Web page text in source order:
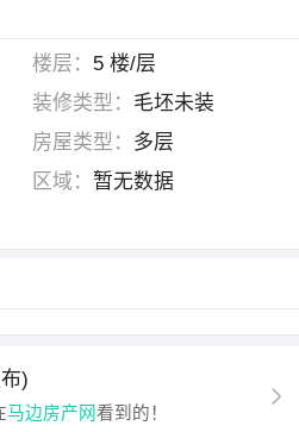
楼层： 5 楼/层
装修类型： 毛坯未装
房屋类型： 多层
区域： 暂无数据
)
马边房产网看到的！